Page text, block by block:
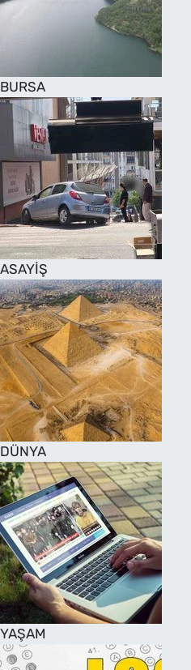
BURSA
ASAYİŞ
DÜNYA
YAŞAM